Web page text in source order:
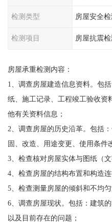
检测类型 房屋安全检
检测项目 房屋抗震
房屋承重检测内容：
1、调查房屋建造信息资料。包
纸、施工记录、工程竣工验收资
他有关资料信息；
2、调查房屋的历史沿革。包括
固、改造、用途变更、使用条件
3、检查核对房屋实体与图纸（
4、检查房屋的结构布置和构造连
5、检查测量房屋的倾斜和不均匀
6、调查房屋现状。包括：建筑
以及目前存在的问题；